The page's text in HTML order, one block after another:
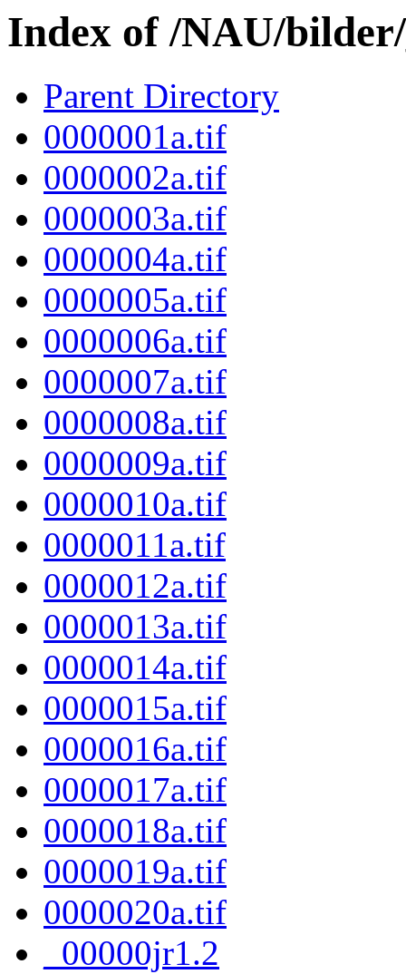
Index of /NAU/
Parent Directory
0000001a.tif
0000002a.tif
0000003a.tif
0000004a.tif
0000005a.tif
0000006a.tif
0000007a.tif
0000008a.tif
0000009a.tif
0000010a.tif
0000011a.tif
0000012a.tif
0000013a.tif
0000014a.tif
0000015a.tif
0000016a.tif
0000017a.tif
0000018a.tif
0000019a.tif
0000020a.tif
_00000jr1.2